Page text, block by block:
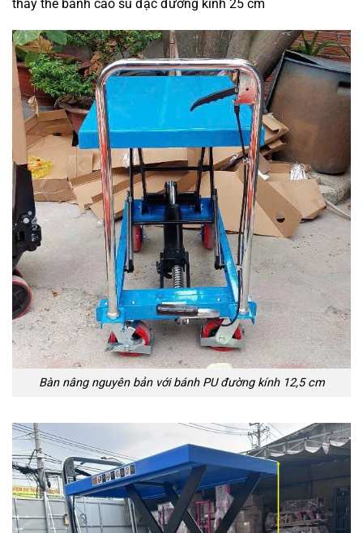
thay thế bánh cao su đặc đường kình 25 cm
Bàn nâng nguyên bản với bánh PU đường kính 12,5 cm